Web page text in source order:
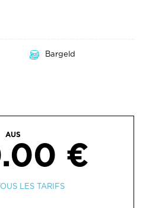
Bargeld
AUS €
LES TARIFS